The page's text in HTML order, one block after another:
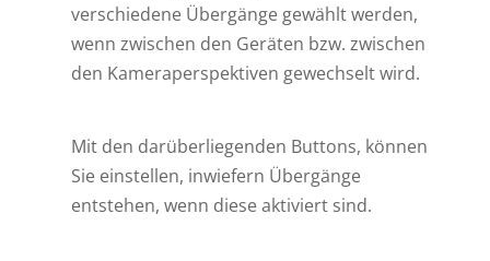
verschiedene Übergänge gewählt werden,
wenn zwischen den Geräten bzw. zwischen
den Kameraperspektiven gewechselt wird.
Mit den darüberliegenden Buttons, können
Sie einstellen, inwiefern Übergänge
entstehen, wenn diese aktiviert sind.